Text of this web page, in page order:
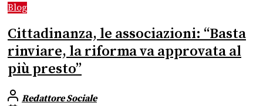
Blog
Cittadinanza, le associazioni: “Basta
rinviare, la riforma va approvata al
più presto”
Redattore Sociale